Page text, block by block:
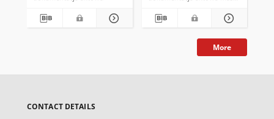
More
CONTACT DETAILS